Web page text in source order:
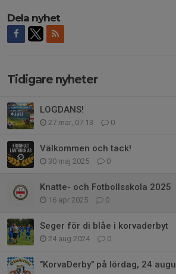
Dela nyhet
Tidigare nyheter
LOGDANS!
27 mar, 07:13 0
Välkommen och tack!
30 maj 2025 0
Knatte- och Fotbollsskola 2025
16 apr 2025 0
Seger för di blåe i korvaderbyt
24 aug 2024 0
"KorvaDerby" på lördag, 24